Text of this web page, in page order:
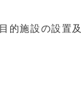
的施設の設置